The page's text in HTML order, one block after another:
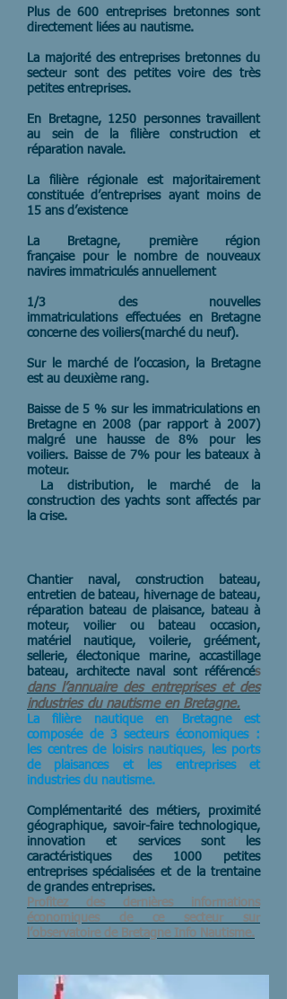
Plus de 600 entreprises bretonnes sont
directement liées au nautisme.
La majorité des entreprises bretonnes du
secteur sont des petites voire des très
petites entreprises.
En Bretagne, 1250 personnes travaillent
au sein de la filière construction et
réparation navale.
La filière régionale est majoritairement
constituée d’entreprises ayant moins de
15 ans d’existence
La Bretagne, première région
française pour le nombre de nouveaux
navires immatriculés annuellement
1/3 des nouvelles
immatriculations effectuées en Bretagne
concerne des voiliers(marché du neuf).
Sur le marché de l’occasion, la Bretagne
est au deuxième rang.
Baisse de 5 % sur les immatriculations en
Bretagne en 2008 (par rapport à 2007)
malgré une hausse de 8% pour les
voiliers. Baisse de 7% pour les bateaux à
moteur.
La distribution, le marché de la
construction des yachts sont affectés par
la crise.
Chantier naval, construction bateau,
entretien de bateau, hivernage de bateau,
réparation bateau de plaisance, bateau à
moteur, voilier ou bateau occasion,
matériel nautique, voilerie, gréément,
sellerie, électonique marine, accastillage
bateau, architecte naval sont référencés
dans l’annuaire des entreprises et des
industries du nautisme en Bretagne.
La filière nautique en Bretagne est
composée de 3 secteurs économiques :
les centres de loisirs nautiques, les ports
de plaisances et les entreprises et
industries du nautisme.
Complémentarité des métiers, proximité
géographique, savoir-faire technologique,
innovation et services sont les
caractéristiques des 1000 petites
entreprises spécialisées et de la trentaine
de grandes entreprises.
Profitez des dernières informations
économiques de ce secteur sur
l’observatoire de Bretagne Info Nautisme.